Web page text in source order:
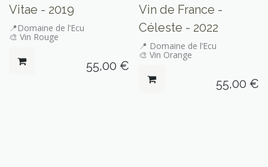
Vitae - 2019
📍Domaine de l’Ecu
🎨 Vin Rouge
55,00 €
Vin de France -
Céleste - 2022
📍 Domaine de l’Ecu
🎨 Vin Orange
55,00 €